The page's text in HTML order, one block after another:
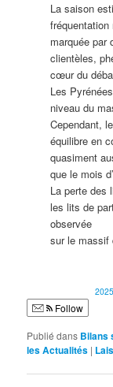
La saison
fréquentation
marquée par
clientèles,
cœur du
Les
niveau du
Cependant,
équilibre en
quasiment
que le mois
La perte des
les lits de
observée
sur le massif
Follow
Publié dans Bilans
les Actualités |